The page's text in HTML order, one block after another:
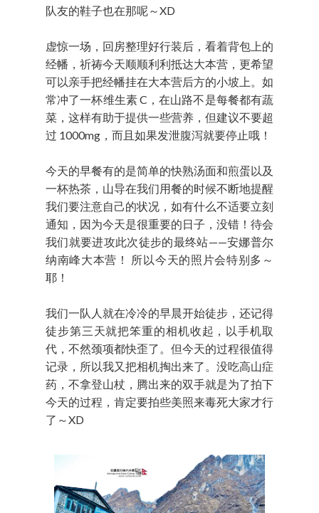
队友的鞋子也在那呢～XD
虚惊一场，回房整理好行装后，看着背包上的
经幡，祈祷今天顺顺利利抵达大本营，更希望
可以亲手把经幡挂在大本营后方的小坡上。如
常冲了一杯维生素 C，在山路不是每餐都有蔬
菜，这样有助于提供一些营养，但建议不要超
过 1000mg，而且如果发泄腹泻就要停止哦！
今天的早餐有的是简单的快熟汤面和煎蛋以及
一杯热茶，山导在我们用餐的时候不断地提醒
我们要注意自己的状况，如有什么不适要立刻
通知，因为今天是很重要的日子，没错！待会
我们就要进攻此次徒步的最终站——安娜普尔
纳南峰大本营！ 所以今天的照片会特别多～
耶！
我们一队人就在冷冷的早晨开始徒步，还记得
徒步第三天就把笨重的相机收起，以手机取
代，不然颈项都快歪了。但今天的过程很值得
记录，所以我又把相机掏出来了。没吃高山症
药，不拿登山杖，腾出来的双手就是为了拍下
今天的过程，肯定要拍些美照来毒死大家才行
了～XD